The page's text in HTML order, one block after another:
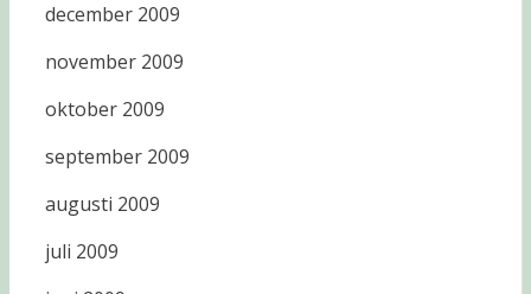
december 2009
november 2009
oktober 2009
september 2009
augusti 2009
juli 2009